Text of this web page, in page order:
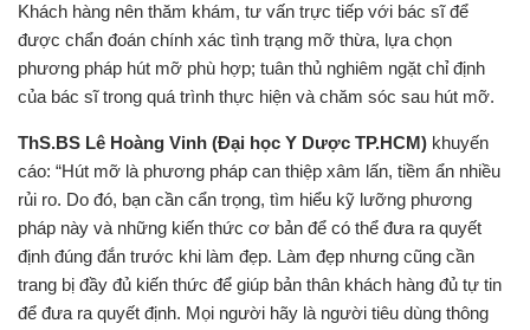
Khách hàng nên thăm khám, tư vấn trực tiếp với bác sĩ để
được chẩn đoán chính xác tình trạng mỡ thừa, lựa chọn
phương pháp hút mỡ phù hợp; tuân thủ nghiêm ngặt chỉ định
của bác sĩ trong quá trình thực hiện và chăm sóc sau hút mỡ.
ThS.BS Lê Hoàng Vinh (Đại học Y Dược TP.HCM) khuyến
cáo: “Hút mỡ là phương pháp can thiệp xâm lấn, tiềm ẩn nhiều
rủi ro. Do đó, bạn cần cẩn trọng, tìm hiểu kỹ lưỡng phương
pháp này và những kiến thức cơ bản để có thể đưa ra quyết
định đúng đắn trước khi làm đẹp. Làm đẹp nhưng cũng cần
trang bị đầy đủ kiến thức để giúp bản thân khách hàng đủ tự tin
để đưa ra quyết định. Mọi người hãy là người tiêu dùng thông